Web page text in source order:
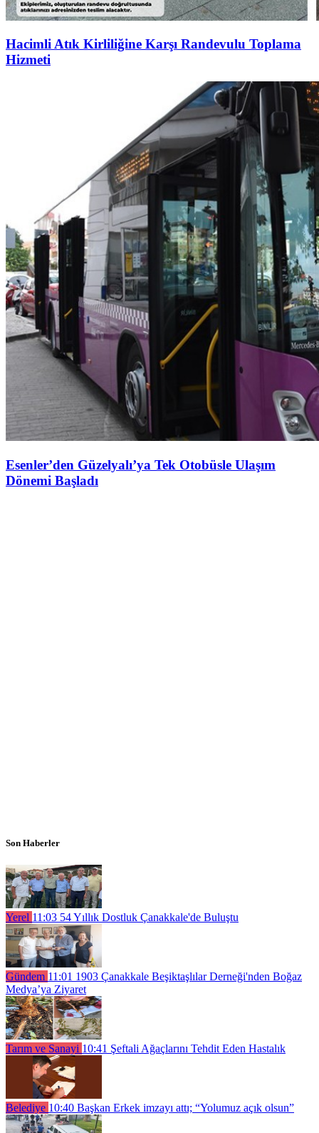
Hacimli Atık Kirliliğine Karşı Randevulu Toplama
Hizmeti
Esenler’den Güzelyalı’ya Tek Otobüsle Ulaşım
Dönemi Başladı
Son Haberler
Yerel 11:03 54 Yıllık Dostluk Çanakkale'de Buluştu
Gündem 11:01 1903 Çanakkale Beşiktaşlılar Derneği'nden Boğaz
Medya’ya Ziyaret
Tarım ve Sanayi 10:41 Şeftali Ağaçlarını Tehdit Eden Hastalık
Belediye 10:40 Başkan Erkek imzayı attı; “Yolumuz açık olsun”